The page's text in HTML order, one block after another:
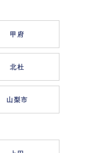
甲府
北杜
山梨市